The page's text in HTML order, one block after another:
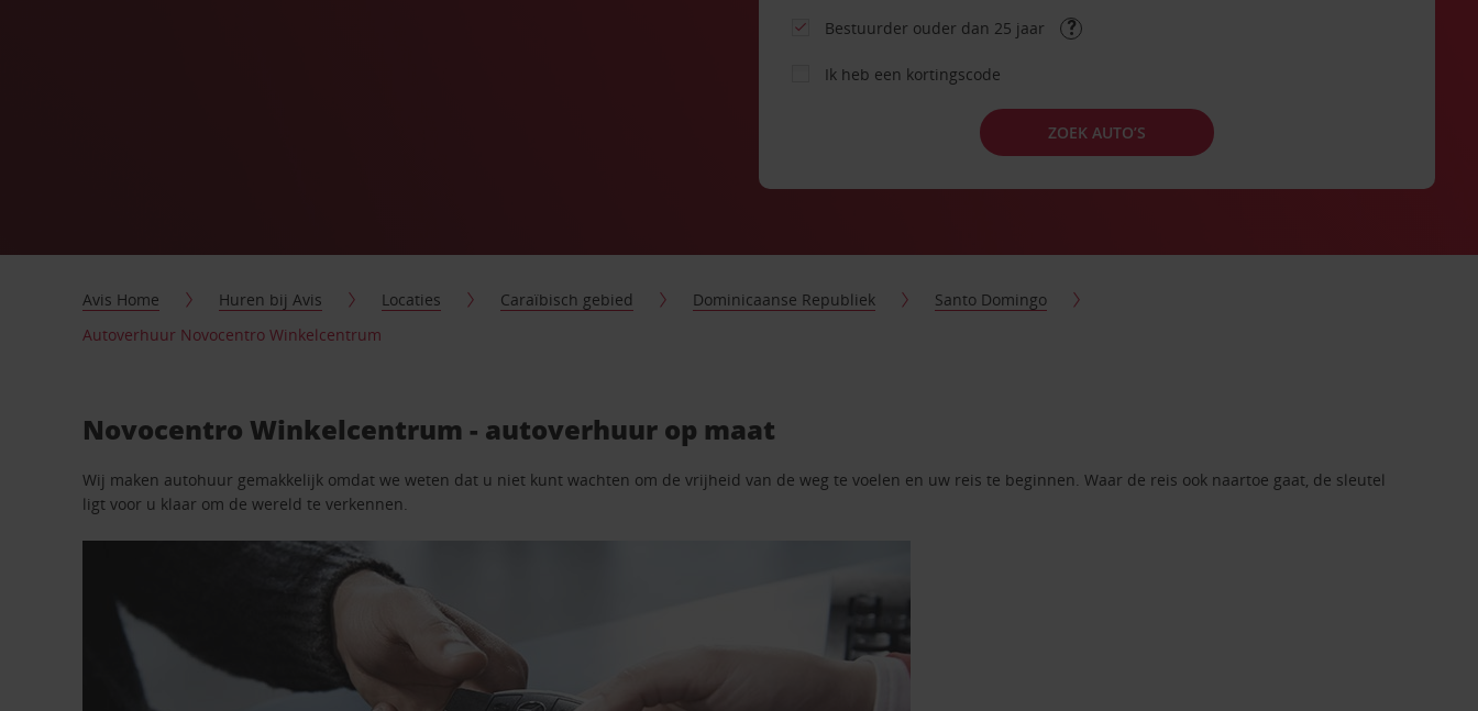
Bestuurder ouder dan 25 jaar
Ik heb een kortingscode
ZOEK AUTO’S
Avis Home Huren bij Avis Locaties Caraïbisch gebied Dominicaanse Republiek
Santo Domingo
Autoverhuur Novocentro Winkelcentrum
Novocentro Winkelcentrum - autoverhuur op maat
Wij maken autohuur gemakkelijk omdat we weten dat u niet kunt wachten om de vrijheid van de weg te voelen en uw reis te beginnen. Waar de reis ook naartoe gaat, de sleutel
ligt voor u klaar om de wereld te verkennen.